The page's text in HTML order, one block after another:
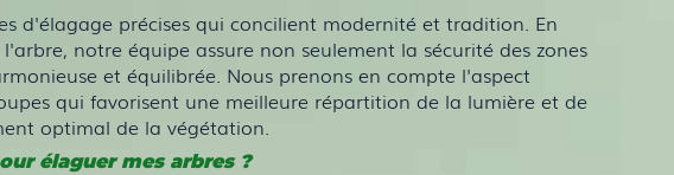
d'élagage précises qui concilient modernité et tradition. En
notre équipe assure non seulement la sécurité des zones
et équilibrée. Nous prenons en compte l'aspect
qui favorisent une meilleure répartition de la lumière et de
optimal de la végétation.
élaguer mes arbres ?